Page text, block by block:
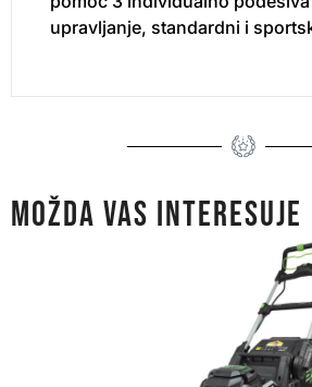
upravljanje, standardni i
MOŽDA VAS INTERESUJE